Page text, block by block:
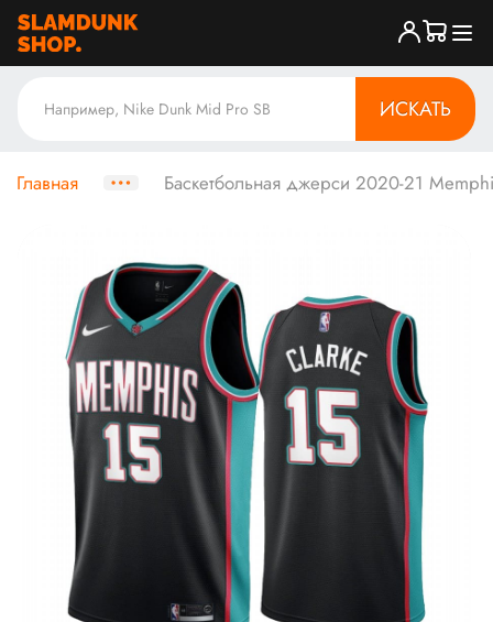
ИСКАТЬ
Главная Баскетбольная джерси 2020-21